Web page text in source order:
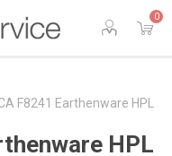
0
F8241 Earthenware HPL
HPL